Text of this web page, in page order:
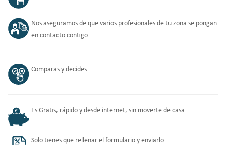
Nos aseguramos de que varios profesionales de tu zona se pongan
en contacto contigo
Comparas y decides
Es Gratis, rápido y desde internet, sin moverte de casa
Solo tienes que rellenar el formulario y enviarlo